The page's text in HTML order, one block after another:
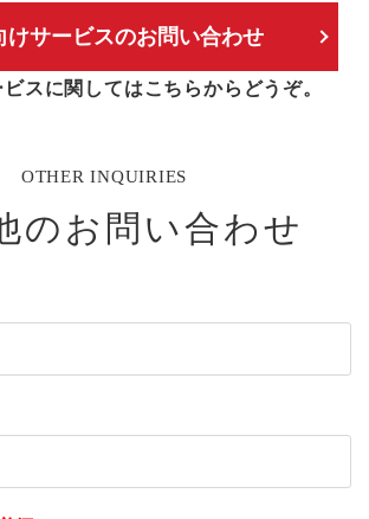
けサービスのお問い合わせ
スに関してはこちらからどうぞ。
OTHER INQUIRIES
のお問い合わせ